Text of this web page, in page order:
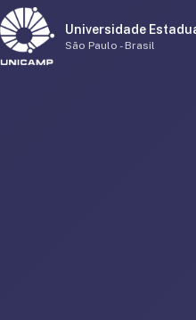
Universidade
São Paulo - Brasil